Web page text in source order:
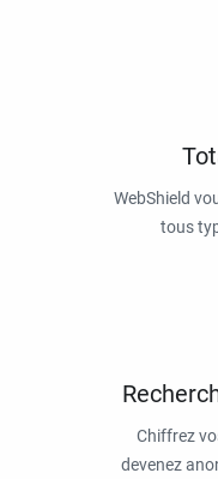
WebShield
tous
Chiffrez
devenez